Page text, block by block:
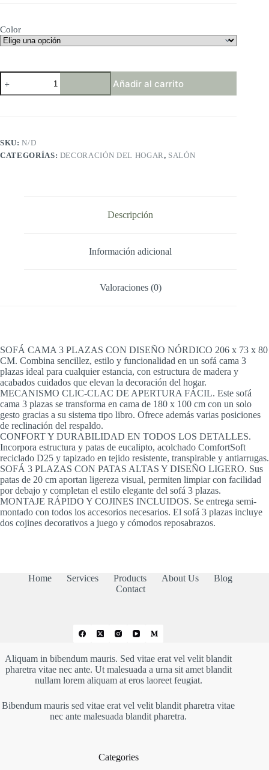
Color
Don
Descanso,
Sofá
Tapizado
en
Cojines
cantidad
Añadir al carrito
SKU:N/D
CATEGORÍAS: DECORACIÓN DEL HOGAR, SALÓN
Descripción
Información adicional
Valoraciones (0)
SOFÁ CAMA 3 PLAZAS CON DISEÑO NÓRDICO 206 x 73 x 80
CM. Combina sencillez, estilo y funcionalidad en un sofá cama 3
plazas ideal para cualquier estancia, con estructura de madera y
acabados cuidados que elevan la decoración del hogar.
MECANISMO CLIC-CLAC DE APERTURA FÁCIL. Este sofá
cama 3 plazas se transforma en cama de 180 x 100 cm con un solo
gesto gracias a su sistema tipo libro. Ofrece además varias posiciones
de reclinación del respaldo.
CONFORT Y DURABILIDAD EN TODOS LOS DETALLES.
Incorpora estructura y patas de eucalipto, acolchado ComfortSoft
reciclado D25 y tapizado en tejido resistente, transpirable y antiarrugas.
SOFÁ 3 PLAZAS CON PATAS ALTAS Y DISEÑO LIGERO. Sus
patas de 20 cm aportan ligereza visual, permiten limpiar con facilidad
por debajo y completan el estilo elegante del sofá 3 plazas.
MONTAJE RÁPIDO Y COJINES INCLUIDOS. Se entrega semi-
montado con todos los accesorios necesarios. El sofá 3 plazas incluye
dos cojines decorativos a juego y cómodos reposabrazos.
Home Services Products About Us
Blog
Contact
Aliquam in bibendum mauris. Sed vitae erat vel velit blandit
pharetra vitae nec ante. Ut malesuada a urna sit amet blandit
nullam lorem aliquam at eros laoreet feugiat.
Bibendum mauris sed vitae erat vel velit blandit pharetra vitae
nec ante malesuada blandit pharetra.
Categories